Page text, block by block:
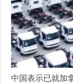
中国表示已就加